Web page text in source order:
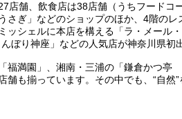
店舗、飲食店は38店舗（うちフードコ
さぎ」などのショップのほか、4階の
ッシェルに本店を構える「ラ・メール
ぼり神座」などの人気店が神奈川県初
福満園」、湘南・三浦の「鎌倉かつ
舗も揃っています。その中でも、“自然